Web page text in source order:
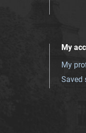
My
My
Saved